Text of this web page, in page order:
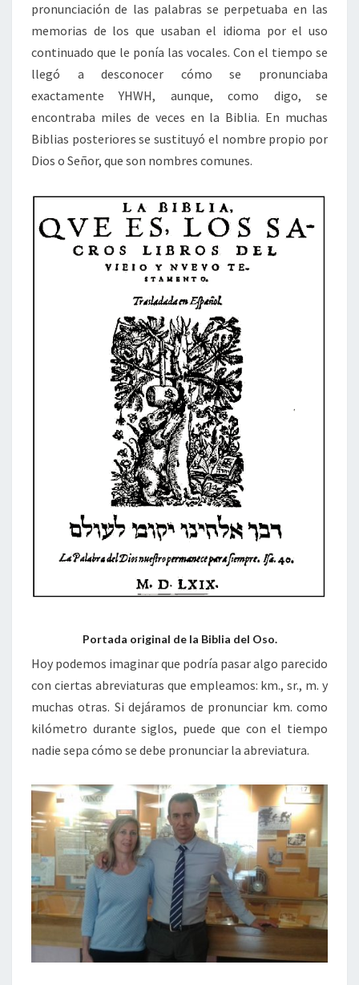
pronunciación de las palabras se perpetuaba en las
memorias de los que usaban el idioma por el uso
continuado que le ponía las vocales. Con el tiempo se
llegó a desconocer cómo se pronunciaba
exactamente YHWH, aunque, como digo, se
encontraba miles de veces en la Biblia. En muchas
Biblias posteriores se sustituyó el nombre propio por
Dios o Señor, que son nombres comunes.
Portada original de la Biblia del Oso.
Hoy podemos imaginar que podría pasar algo parecido
con ciertas abreviaturas que empleamos: km., sr., m. y
muchas otras. Si dejáramos de pronunciar km. como
kilómetro durante siglos, puede que con el tiempo
nadie sepa cómo se debe pronunciar la abreviatura.